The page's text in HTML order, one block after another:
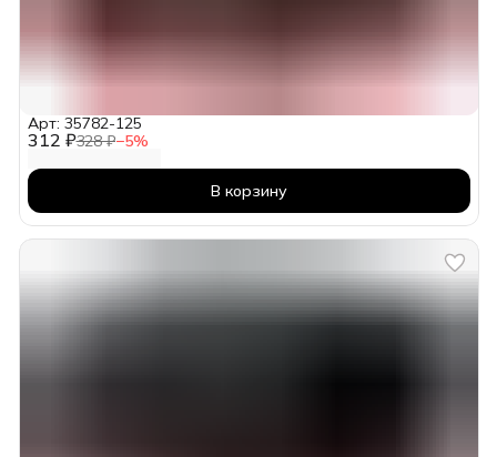
312 ₽328 ₽−5%
Арт: 35782-125
В корзину